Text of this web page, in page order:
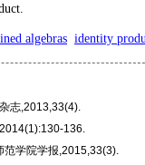
algebras identity
志,2013,33(4).
136.
范学院学报,2015,33(3).